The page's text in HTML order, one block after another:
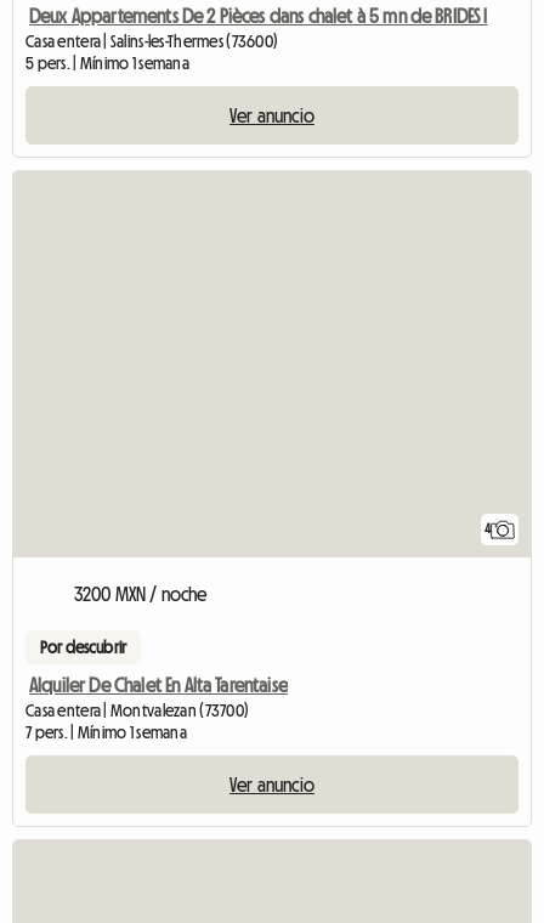
Deux Appartements De 2 Pièces dans chalet à 5 mn de BRIDES l
Casa entera | Salins-les-Thermes (73600)
5 pers. | Mínimo 1 semana
Ver anuncio
4
3200 MXN / noche
Por descubrir
Alquiler De Chalet En Alta Tarentaise
Casa entera | Montvalezan (73700)
7 pers. | Mínimo 1 semana
Ver anuncio